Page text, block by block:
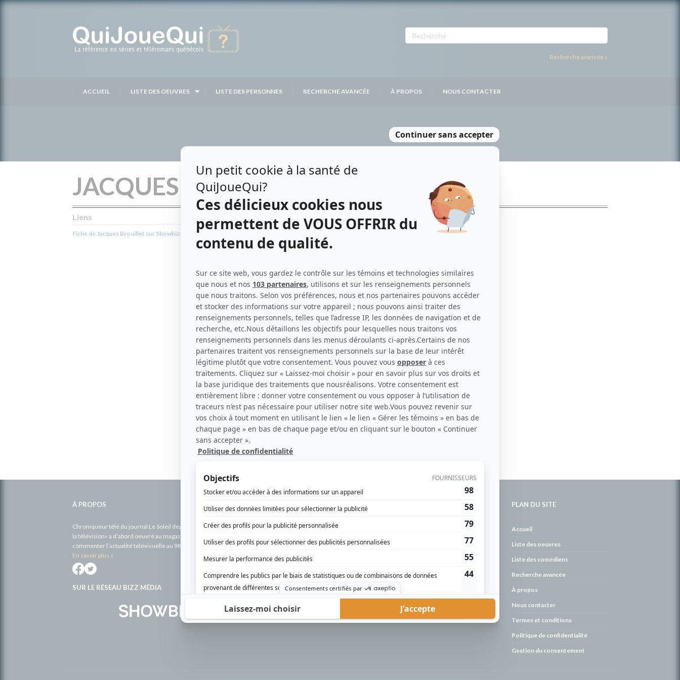
Recherche avancée »
ACCUEIL LISTE DES OEUVRES LISTE DES PERSONNES RECHERCHE AVANCÉE À PROPOS NOUS CONTACTER
JACQUES BROUILLET
Liens
Fiche de Jacques Brouillet sur Showbizz.net
Personnages
Paparazzi Pape)
Blanche (Frère portier)
Marie Guyart, veuve Martin ou la double vie de Mère
Marie de l'Incarnation(Paul Buisson)
Passe-Partout I(Voix de Virgule)
La Petite Patrie(Arthur Fernet)
Les Forges de Saint-Maurice (Nicholas )
Les Berger
( Infirmier)
Sol et Gobelet(Le voleur
Soirée au théâtre: Lorsque l'enfant paraît (Georges)
D'Iberville(Rôle inconnu)
Rue des Pignons (Branchaud)
Coeur aux poings
Septième nord(Employé de l'hôpital)
À PROPOS
Chroniqueur télé du journal Le Soleil depuis 2001, Richard Therrien carbure à son petit écran. Celui qu’on surnomme parfois «l’encyclopédie de
la télévision» a d’abord oeuvré au magazine TV Hebdo de 1996 à 2001. Sa spécialité: la télé québécoise. On peut l’entendre régulièrement
commenter l’actualité télévisuelle au 98,5.
En savoir plus »
SUR LE RÉSEAU BIZZ MÉDIA
PLAN DU SITE
Accueil
Liste des oeuvres
Liste des comédiens
Recherche avancée
À propos
Nous contacter
Termes et conditions
Politique de confidentialité
Gestion du consentement